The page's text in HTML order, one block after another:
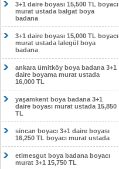
3+1 daire boyası 15,500 TL boyacı
murat ustada balgat boya
badana
3+1 daire boyası 15,000 TL boyacı
murat ustada lalegül boya
badana
ankara ümitköy boya badana 3+1
daire boyama murat ustada
16,000 TL
yaşamkent boya badana 3+1
daire boyası murat ustada 15,850
TL
sincan boyacı 3+1 daire boyası
16,250 TL boyacı murat ustada
etimesgut boya badana boyacı
murat 3+1 15,750 TL